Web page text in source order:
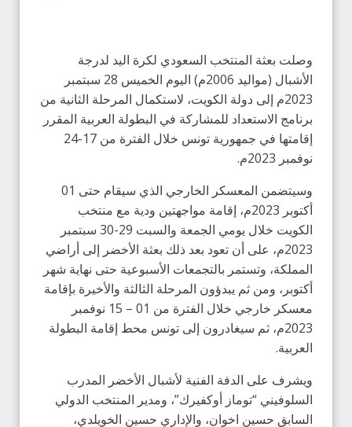
وصلت بعثة المنتخب السعودي لكرة اليد لدرجة
الأشبال (مواليد 2006م) اليوم الخميس 28 سبتمبر
2023م إلى دولة الكويت، لاستكمال المرحلة الثانية من
برنامج الاستعداد للمشاركة في البطولة العربية المقرر
إقامتها في جمهورية تونس خلال الفترة من 17-24
نوفمبر 2023م.
وسيتضمن المعسكر الخارجي الذي سيقام حتى 01
أكتوبر 2023م، إقامة مواجهتين ودية مع منتخب
الكويت خلال يومي الجمعة والسبت 29-30 سبتمبر
2023م، على أن تعود بعد ذلك بعثة الأخضر إلى أراضي
المملكة، وتستمر بالتجمعات الأسبوعية حتى نهاية شهر
أكتوبر، ومن ثم يبدؤون المرحلة الثالثة والأخيرة بإقامة
معسكر خارجي خلال الفترة من 01 – 15 نوفمبر
2023م، ثم سيغادرون إلى تونس محط إقامة البطولة
العربية.
ويشرف على الدفة الفنية لأشبال الأخضر المدرب
السلوفيني “توماز أوكفيرك”، ومدير المنتخب الدولي
السابق حسين اخوان، والإداري حسين الخويلدي،